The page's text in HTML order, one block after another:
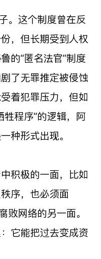
。这个制度曾在反
，但长期受到人权
的“匿名法官”制度
了无罪推定被侵蚀
着犯罪压力，但如
牲程序”的逻辑，阿
种形式出现。
积极的一面，比如
序，也必须面
败网络的另一面。
它能把过去变成资